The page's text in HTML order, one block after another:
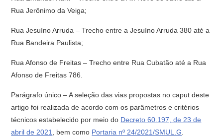
Rua Jerônimo da Veiga;
Rua Jesuíno Arruda – Trecho entre a Jesuíno Arruda 380 até a
Rua Bandeira Paulista;
Rua Afonso de Freitas – Trecho entre Rua Cubatão até a Rua
Afonso de Freitas 786.
Parágrafo único – A seleção das vias propostas no caput deste
artigo foi realizada de acordo com os parâmetros e critérios
técnicos estabelecido por meio do Decreto 60.197, de 23 de
abril de 2021
, bem como Portaria nº 24/2021/SMUL.G